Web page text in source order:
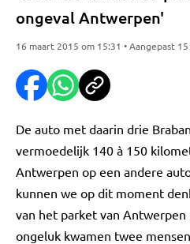
ongeval Antwerpen'
16 maart 2015 om 15:31 • Aangepast
De auto met daarin drie
vermoedelijk 140 à 150
Antwerpen op een andere
kunnen we op dit moment
van het parket van
ongeluk kwamen twee